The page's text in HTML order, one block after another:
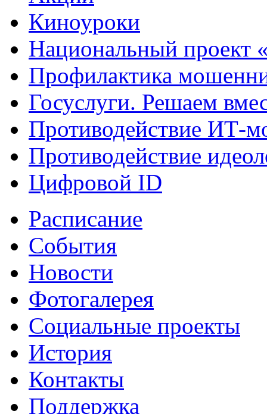
Киноуроки
Национальный проект
Профилактика
Госуслуги. Решаем
Противодействие ИТ-
Противодействие
Цифровой ID
Расписание
События
Новости
Фотогалерея
Социальные проекты
История
Контакты
Поддержка